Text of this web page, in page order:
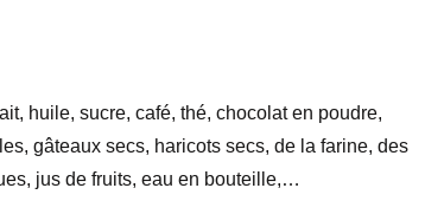
huile, sucre, café, thé, chocolat en poudre,
gâteaux secs, haricots secs, de la farine, des
jus de fruits, eau en bouteille,…